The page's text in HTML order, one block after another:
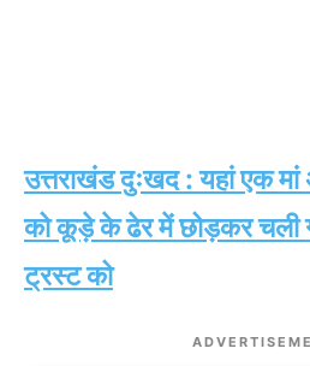
उत्तराखंड दुःखद : यहां एक मां
को कूड़े के ढेर में छोड़कर चली
ट्रस्ट को